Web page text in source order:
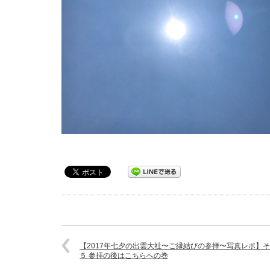
【2017年七夕の出雲大社〜ご縁結びの参拝〜写真レポ】
５ 参拝の後はこちらへの巻